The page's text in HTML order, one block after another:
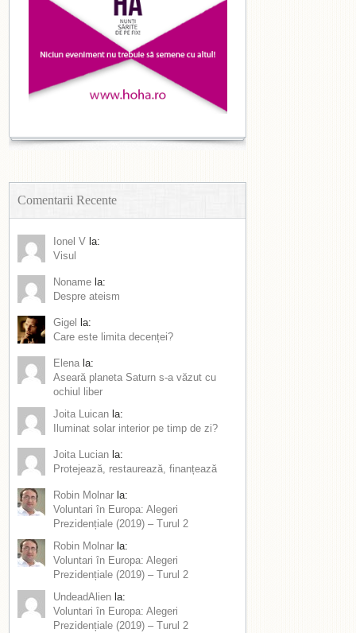
Comentarii Recente
Ionel V la:
Visul
Noname la:
Despre ateism
Gigel
la:
Care este limita decenței?
Elena la:
Aseară planeta Saturn s-a văzut cu
ochiul liber
Joita Luican la:
Iluminat solar interior pe timp de zi?
Joita Lucian la:
Protejează, restaurează, finanțează
Robin Molnar la:
Voluntari în Europa: Alegeri
Prezidențiale (2019) – Turul 2
Robin Molnar la:
Voluntari în Europa: Alegeri
Prezidențiale (2019) – Turul 2
UndeadAlien la:
Voluntari în Europa: Alegeri
Prezidențiale (2019) – Turul 2